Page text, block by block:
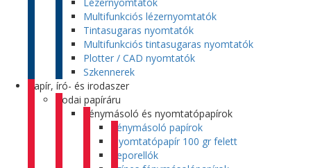
Multifunkciós lézernyomtatók
Tintasugaras nyomtatók
Multifunkciós tintasugaras nyomtatók
Plotter / CAD nyomtatók
Szkennerek
Papír, író- és irodaszer
Irodai papíráru
Fénymásoló és nyomtatópapírok
Fénymásoló papírok
Nyomtatópapír 100 gr felett
Leporellók